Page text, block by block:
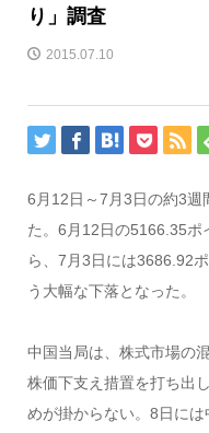
り」調査
2015.07.10
6月12日～7月3日の約3週
た。6月12日の5166.35ポ
ら、7月3日には3686.92
う大幅な下落となった。
中国当局は、株式市場の
株価下支え措置を打ち出
めが掛からない。8日に